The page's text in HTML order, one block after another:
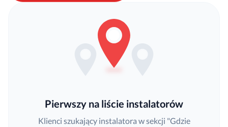
Pierwszy na liście instalatorów
Klienci szukający instalatora w sekcji "Gdzie